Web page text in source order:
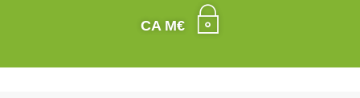
CA M€